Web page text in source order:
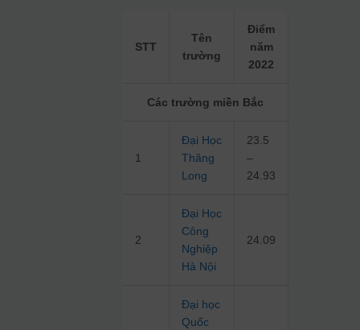
STT
Tên
trường
Điểm
năm
2022
Các trường miền Bắc
1
Đại Học
Thăng
Long
23.5
–
24.93
2
Đại Học
Công
Nghiệp
Hà Nội
24.09
Đại học
Quốc